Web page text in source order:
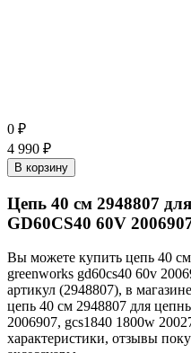
0 ₽
4 990 ₽
В корзину
Цепь 40 см 2948807
GD60CS40 60V
Вы можете купить цепь 40
greenworks gd60cs40 60v
артикул (2948807), в
цепь 40 см 2948807 для
2006907, gcs1840 1800w
характеристики, отзывы